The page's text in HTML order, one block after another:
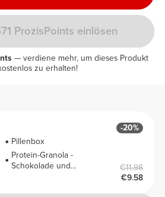
ProzisPoints einlösen
— verdiene mehr, um dieses Produkt
zu erhalten!
Pillenbox
Protein-Granola -
Schokolade und
-20%
€11.98
€9.58